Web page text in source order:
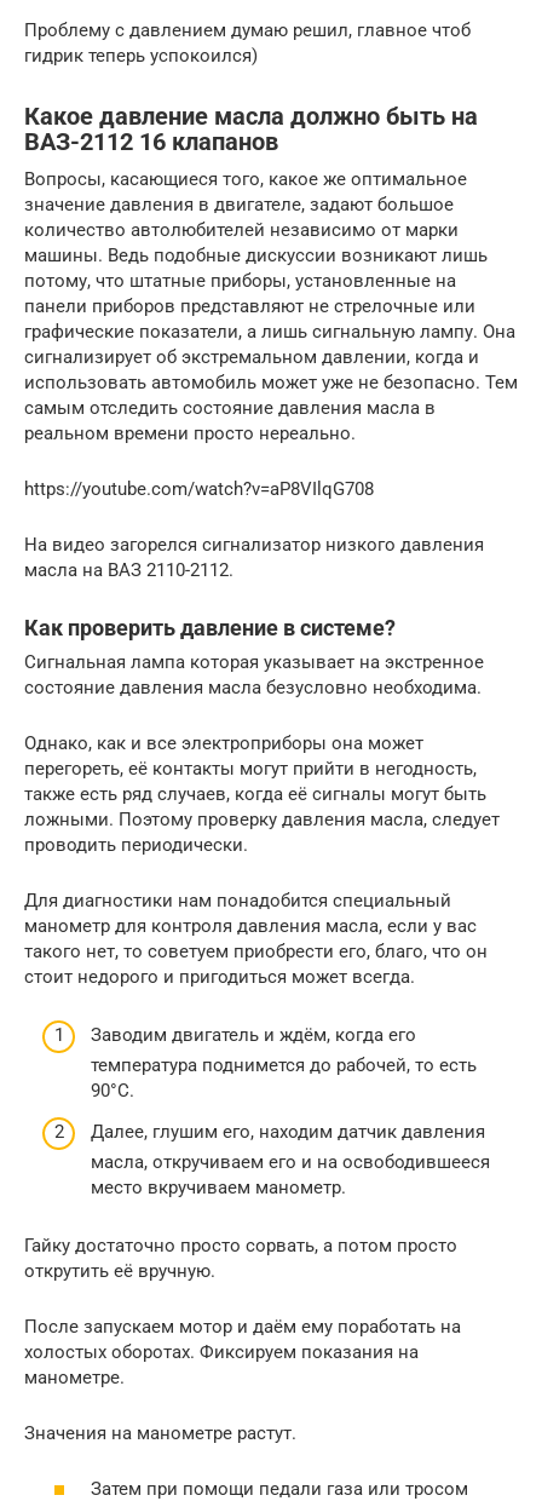
Проблему с давлением думаю решил, главное чтоб
гидрик теперь успокоился)
Какое давление масла должно быть на
ВАЗ-2112 16 клапанов
Вопросы, касающиеся того, какое же оптимальное
значение давления в двигателе, задают большое
количество автолюбителей независимо от марки
машины. Ведь подобные дискуссии возникают лишь
потому, что штатные приборы, установленные на
панели приборов представляют не стрелочные или
графические показатели, а лишь сигнальную лампу. Она
сигнализирует об экстремальном давлении, когда и
использовать автомобиль может уже не безопасно. Тем
самым отследить состояние давления масла в
реальном времени просто нереально.
https://youtube.com/watch?v=aP8VIlqG708
На видео загорелся сигнализатор низкого давления
масла на ВАЗ 2110-2112.
Как проверить давление в системе?
Сигнальная лампа которая указывает на экстренное
состояние давления масла безусловно необходима.
Однако, как и все электроприборы она может
перегореть, её контакты могут прийти в негодность,
также есть ряд случаев, когда её сигналы могут быть
ложными. Поэтому проверку давления масла, следует
проводить периодически.
Для диагностики нам понадобится специальный
манометр для контроля давления масла, если у вас
такого нет, то советуем приобрести его, благо, что он
стоит недорого и пригодиться может всегда.
Заводим двигатель и ждём, когда его
температура поднимется до рабочей, то есть
90°C.
Далее, глушим его, находим датчик давления
масла, откручиваем его и на освободившееся
место вкручиваем манометр.
Гайку достаточно просто сорвать, а потом просто
открутить её вручную.
После запускаем мотор и даём ему поработать на
холостых оборотах. Фиксируем показания на
манометре.
Значения на манометре растут.
Затем при помощи педали газа или тросом